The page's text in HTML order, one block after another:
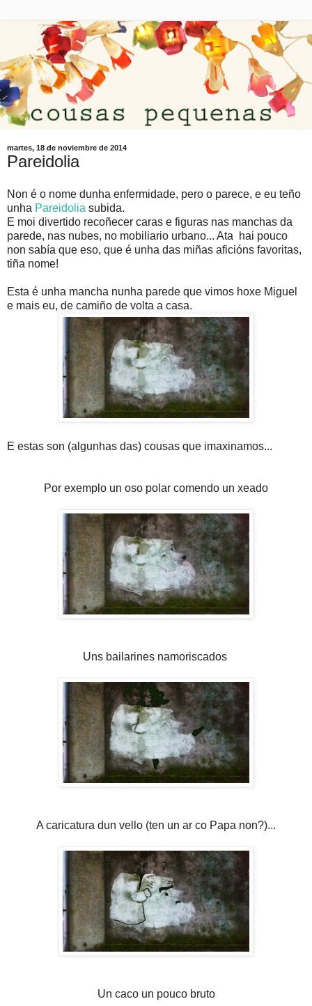
martes, 18 de noviembre de 2014
Pareidolia
Non é o nome dunha enfermidade, pero o parece, e eu teño
unha Pareidolia subida.
E moi divertido recoñecer caras e figuras nas manchas da
parede, nas nubes, no mobiliario urbano... Ata hai pouco
non sabía que eso, que é unha das miñas aficións favoritas,
tiña nome!
Esta é unha mancha nunha parede que vimos hoxe Miguel
e mais eu, de camiño de volta a casa.
E estas son (algunhas das) cousas que imaxinamos...
Por exemplo un oso polar comendo un xeado
Uns bailarines namoriscados
A caricatura dun vello (ten un ar co Papa non?)...
Un caco un pouco bruto